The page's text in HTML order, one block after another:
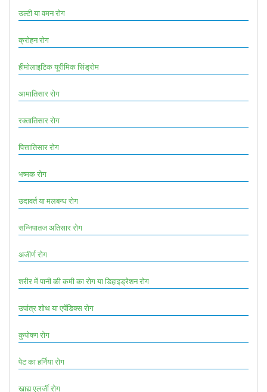
उल्टी या वमन रोग
क्रोहन रोग
हीमोलाइटिक यूरीमिक सिंड्रोम
आमातिसार रोग
रक्तातिसार रोग
पित्तातिसार रोग
भष्मक रोग
उदावर्त या मलबन्ध रोग
सन्निपातज अतिसार रोग
अजीर्ण रोग
शरीर में पानी की कमी का रोग या डिहाइड्रेशन रोग
उपांत्र शोथ या एपेंडिक्स रोग
कुपोषण रोग
पेट का हर्निया रोग
खाद्य एलर्जी रोग